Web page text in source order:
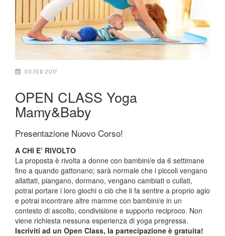
03 FEB 2017
OPEN CLASS Yoga
Mamy&Baby
Presentazione Nuovo Corso!
A CHI E’ RIVOLTO
La proposta è rivolta a donne con bambini/e da 6 settimane
fino a quando gattonano; sarà normale che i piccoli vengano
allattati, piangano, dormano, vengano cambiati o cullati,
potrai portare i loro giochi o ciò che li fa sentire a proprio agio
e potrai incontrare altre mamme con bambini/e in un
contesto di ascolto, condivisione e supporto reciproco. Non
viene richiesta nessuna esperienza di yoga pregressa.
Iscriviti ad un Open Class, la partecipazione è gratuita!